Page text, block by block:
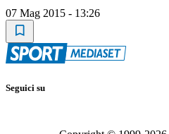
07 Mag 2015 - 13:26
Seguici su